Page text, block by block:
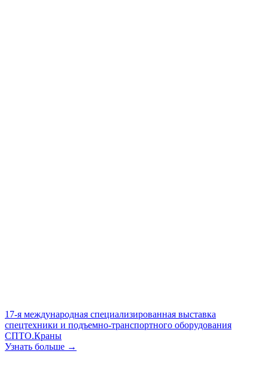
17-я международная специализированная выставка
спецтехники и подъемно-транспортного оборудования
СПТО.Краны
Узнать больше →